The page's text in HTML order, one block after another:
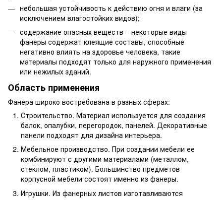
небольшая устойчивость к действию огня и влаги (за
исключением влагостойких видов);
содержание опасных веществ – некоторые виды
фанеры содержат клеящие составы, способные
негативно влиять на здоровье человека, такие
материалы подходят только для наружного применения
или нежилых зданий.
Область применения
Фанера широко востребована в разных сферах:
Строительство. Материал используется для создания
балок, опалубки, перегородок, панелей. Декоративные
панели подходят для дизайна интерьера.
Мебельное производство. При создании мебели ее
комбинируют с другими материалами (металлом,
стеклом, пластиком). Большинство предметов
корпусной мебели состоят именно из фанеры.
Игрушки. Из фанерных листов изготавливаются